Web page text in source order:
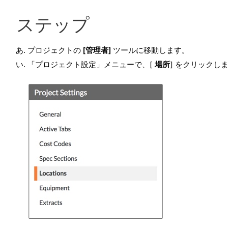
ステップ
プロジェクトの [管理者] ツールに移動します。
「プロジェクト設定」メニューで、[場所] をクリックし